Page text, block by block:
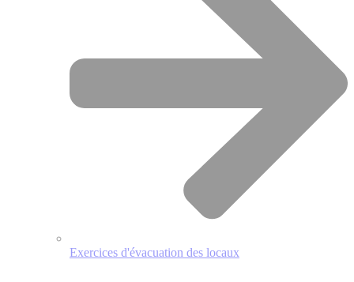
Exercices d'évacuation des locaux